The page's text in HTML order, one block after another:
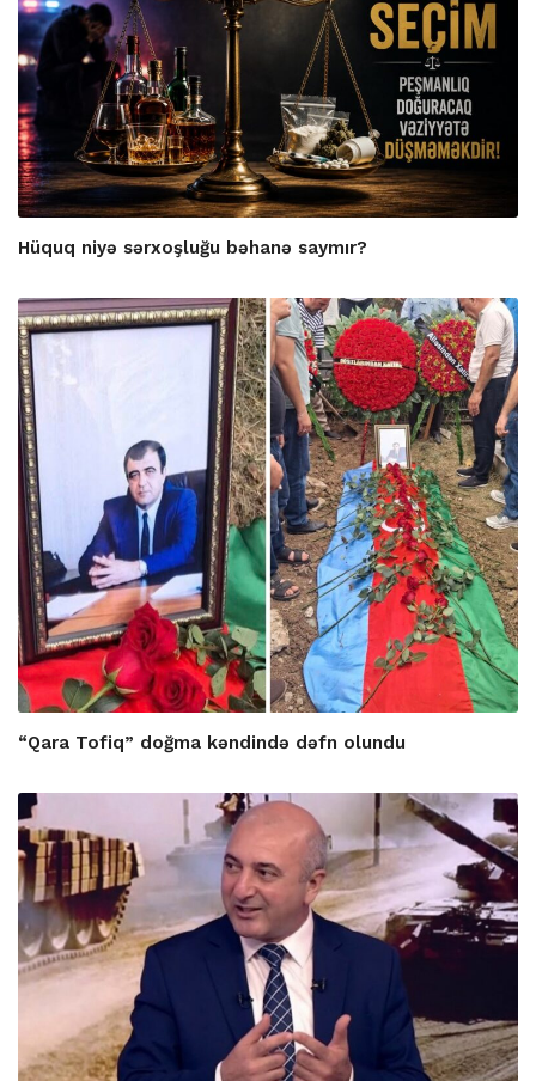
Hüquq niyə sərxoşluğu bəhanə saymır?
“Qara Tofiq” doğma kəndində dəfn olundu